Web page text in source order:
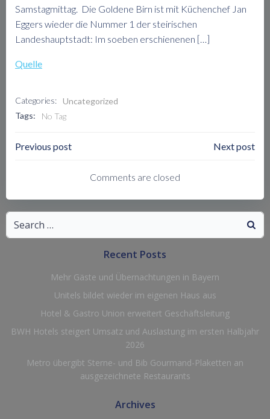
Samstagmittag. Die Goldene Birn ist mit Küchenchef Jan
Eggers wieder die Nummer 1 der steirischen
Landeshauptstadt: Im soeben erschienenen […]
Quelle
Categories: Uncategorized
Tags:
No Tag
Post
Navigation
Previous post
Navigation
Next post
Comments are closed
Search
for:
Recent Posts
Mehr Gäste und Übernachtungen in Bayern
Unitels bildet wieder im eigenen Haus aus
Hotel & Gastro Union erweitert Geschäftsleitung
BWH Hotels steigert Umsatz und Auslastung im ersten Halbjahr
2026
Metro übergibt Sterne- und Bib Gourmand-Plaketten an
ausgezeichnete Restaurants
Archives